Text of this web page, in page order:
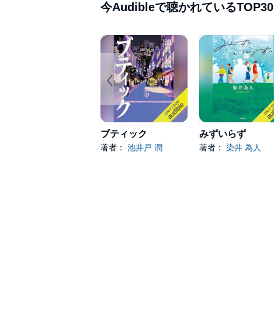
今Audibleで聴かれているTOP30
ブティック
著者： 池井戸 潤
みずいらず
著者：染井 為人